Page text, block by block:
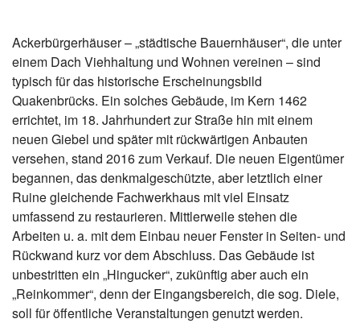
Ackerbürgerhäuser – „städtische Bauernhäuser“, die unter
einem Dach Viehhaltung und Wohnen vereinen – sind
typisch für das historische Erscheinungsbild
Quakenbrücks. Ein solches Gebäude, im Kern 1462
errichtet, im 18. Jahrhundert zur Straße hin mit einem
neuen Giebel und später mit rückwärtigen Anbauten
versehen, stand 2016 zum Verkauf. Die neuen Eigentümer
begannen, das denkmalgeschützte, aber letztlich einer
Ruine gleichende Fachwerkhaus mit viel Einsatz
umfassend zu restaurieren. Mittlerweile stehen die
Arbeiten u. a. mit dem Einbau neuer Fenster in Seiten- und
Rückwand kurz vor dem Abschluss. Das Gebäude ist
unbestritten ein „Hingucker“, zukünftig aber auch ein
„Reinkommer“, denn der Eingangsbereich, die sog. Diele,
soll für öffentliche Veranstaltungen genutzt werden.